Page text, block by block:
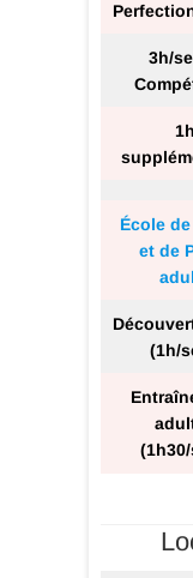
3h/
1h
École
et de
(1h/